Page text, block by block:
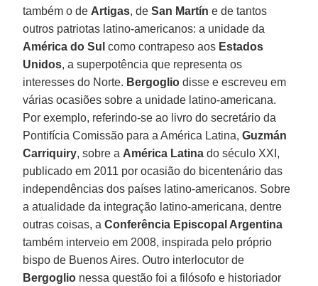
também o de Artigas, deSan Martín e de tantos
outros patriotas latino-americanos: a unidade da
América do Sul como contrapeso aos Estados
Unidos, a superpotência que representa os
interesses do Norte. Bergoglio disse e escreveu em
várias ocasiões sobre a unidade latino-americana.
Por exemplo, referindo-se ao livro do secretário da
Pontifícia Comissão para a América Latina,Guzmán
Carriquiry, sobre a América Latina do século XXI,
publicado em 2011 por ocasião do bicentenário das
independências dos países latino-americanos. Sobre
a atualidade da integração latino-americana, dentre
outras coisas, aConferência Episcopal Argentina
também interveio em 2008, inspirada pelo próprio
bispo de Buenos Aires. Outro interlocutor de
Bergoglio nessa questão foi a filósofo e historiador